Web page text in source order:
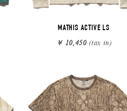
MATHIS ACTIVE LS
￥ 10,450(tax in)